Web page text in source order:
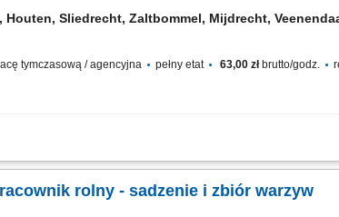
Houten, Sliedrecht, Zaltbommel, Mijdrecht,
tymczasową / agencyjna pełny etat 63,00 złbrutto/godz.
sadach. Zbieranie owoców z wykorzystaniem platform
rolny - sadzenie i zbiór warzyw